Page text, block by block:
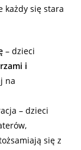
każdy się stara
– dzieci
i
na
– dzieci
się z